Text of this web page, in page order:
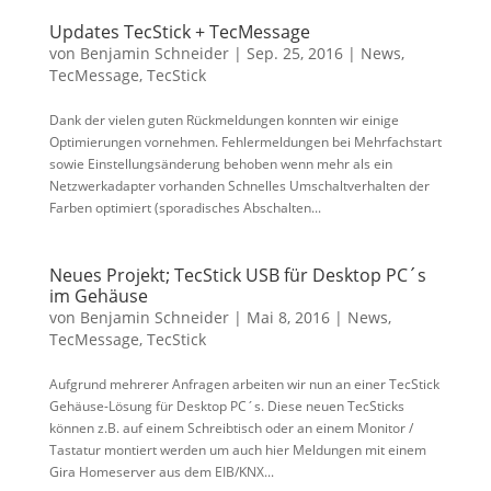
Updates TecStick + TecMessage
von Benjamin Schneider| Sep. 25, 2016| News,
TecMessage, TecStick
Dank der vielen guten Rückmeldungen konnten wir einige
Optimierungen vornehmen. Fehlermeldungen bei Mehrfachstart
sowie Einstellungsänderung behoben wenn mehr als ein
Netzwerkadapter vorhanden Schnelles Umschaltverhalten der
Farben optimiert (sporadisches Abschalten...
Neues Projekt; TecStick USB für Desktop PC´s
im Gehäuse
von Benjamin Schneider| Mai 8, 2016| News,
TecMessage, TecStick
Aufgrund mehrerer Anfragen arbeiten wir nun an einer TecStick
Gehäuse-Lösung für Desktop PC´s. Diese neuen TecSticks
können z.B. auf einem Schreibtisch oder an einem Monitor /
Tastatur montiert werden um auch hier Meldungen mit einem
Gira Homeserver aus dem EIB/KNX...